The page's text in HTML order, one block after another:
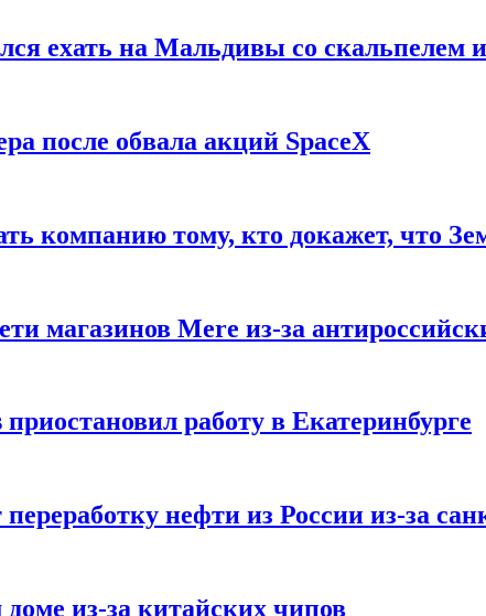
ехать на Мальдивы со скальпелем
после обвала акций SpaceX
компанию тому, кто докажет, что
магазинов Mere из-за
работу в Екатеринбурге
нефти из России из-за
из-за китайских чипов